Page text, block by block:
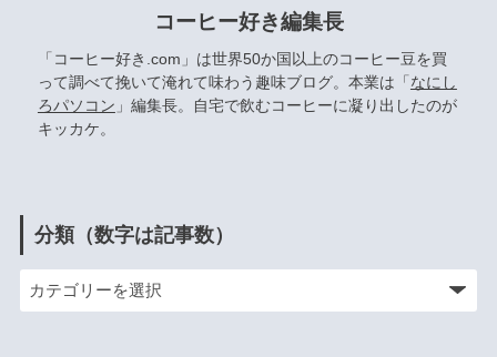
コーヒー好き編集長
「コーヒー好き.com」は世界50か国以上のコーヒー豆を買
って調べて挽いて淹れて味わう趣味ブログ。本業は「 なにし
ろパソコン 」編集長。自宅で飲むコーヒーに凝り出したのが
キッカケ。
分類（数字は記事数）